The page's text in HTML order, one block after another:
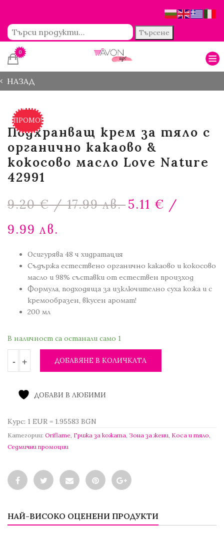
Търсене
0
НАЗАД
ПРОМО!
Подхранващ крем за тяло с
органично какаово &
кокосово масло Love Nature
42991
9.20€/ 17.99 лв. Original
price
5.11 € /
9.99 лв.
5.11 €
/
9.99 лв..
Осигурява 48 ч хидратация
Съдържа естествено органично какаово и кокосово
масло и 98% съставки от естествен произход
Формула, подходяща за изключително суха кожа и с
кремообразен, вкусен аромат!
200 мл
В наличност са останали само 1
ДОБАВЯНЕ В КОЛИЧКАТА
ДОБАВИ В ЛЮБИМИ
Курс: 1 EUR = 1.95583 BGN
Категории: Oriflame Грижа за кожата Зона за жени Коса и тяло
Седмични промоции
НАЙ-ВИСОКО ОЦЕНЕНИ ПРОДУКТИ